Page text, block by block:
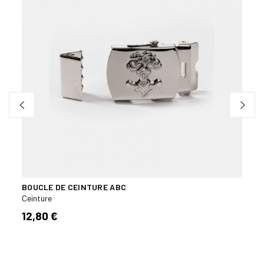
BOUCLE DE CEINTURE ABC
Ceinture
12,80 €